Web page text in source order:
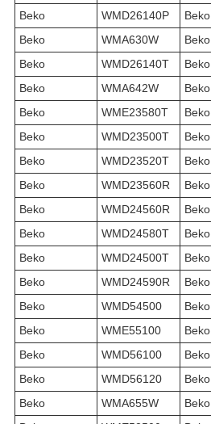
Beko
WMD26140P Beko
Beko
WMA630W Beko
Beko
WMD26140T Beko
Beko
WMA642W Beko
Beko
WME23580T Beko
Beko
WMD23500T Beko
Beko
WMD23520T Beko
Beko
WMD23560R Beko
Beko
WMD24560R Beko
Beko
WMD24580T Beko
Beko
WMD24500T Beko
Beko
WMD24590R Beko
Beko
WMD54500 Beko
Beko
WME55100 Beko
Beko
WMD56100 Beko
Beko
WMD56120 Beko
Beko
WMA655W Beko